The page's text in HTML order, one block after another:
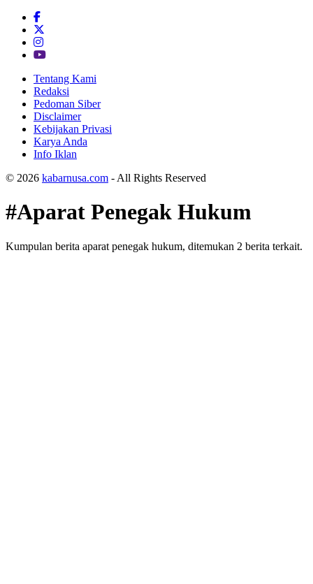
Tentang Kami
Redaksi
Pedoman Siber
Disclaimer
Kebijakan Privasi
Karya Anda
Info Iklan
© 2026 kabarnusa.com - All Rights Reserved
#Aparat Penegak Hukum
Kumpulan berita aparat penegak hukum, ditemukan 2 berita terkait.